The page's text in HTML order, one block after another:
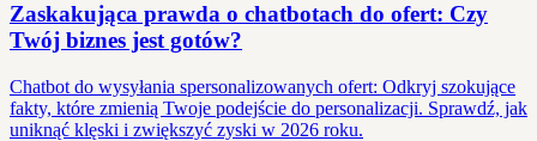
Zaskakująca prawda o chatbotach do ofert: Czy
Twój biznes jest gotów?
Chatbot do wysyłania spersonalizowanych ofert: Odkryj szokujące
fakty, które zmienią Twoje podejście do personalizacji. Sprawdź, jak
uniknąć klęski i zwiększyć zyski w 2026 roku.